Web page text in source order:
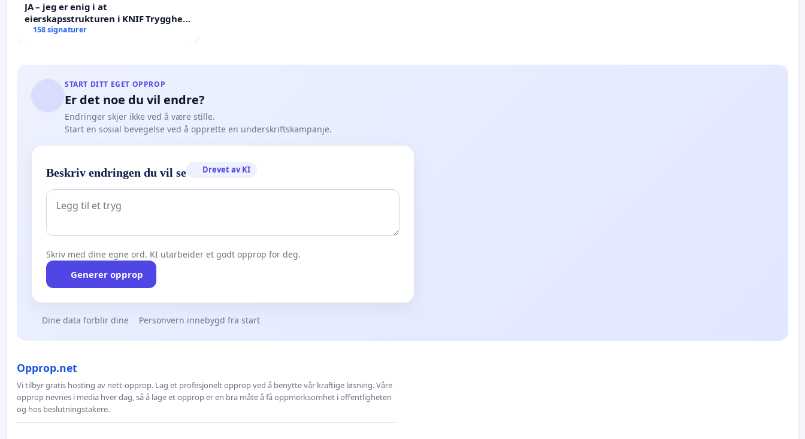
JA – jeg er enig i at
eierskapsstrukturen i KNIF Trygghet
AS ikke skal endres
158 signaturer
START DITT EGET OPPROP
Er det noe du vil endre?
Endringer skjer ikke ved å være stille.
Start en sosial bevegelse ved å opprette en underskriftskampanje.
Beskriv endringen du vil se Drevet av KI
Skriv med dine egne ord. KI utarbeider et godt opprop for deg.
Generer opprop
Dine data forblir dine Personvern innebygd fra start
Opprop.net
Vi tilbyr gratis hosting av nett-opprop. Lag et profesjonelt opprop ved å benytte vår kraftige løsning. Våre
opprop nevnes i media hver dag, så å lage et opprop er en bra måte å få oppmerksomhet i offentligheten
og hos beslutningstakere.